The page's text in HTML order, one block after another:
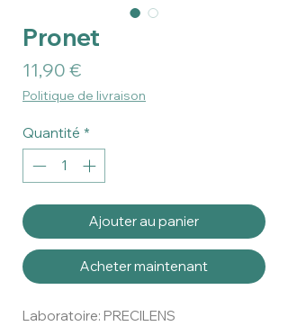
Pronet
11,90 €Prix
Politique de livraison
Quantité *
Ajouter au panier
Acheter maintenant
Laboratoire: PRECILENS